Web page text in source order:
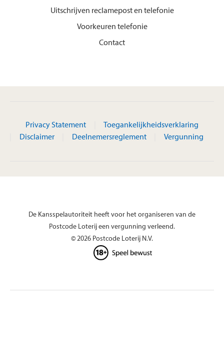
Uitschrijven reclamepost en telefonie
Voorkeuren telefonie
Contact
Privacy Statement
Toegankelijkheidsverklaring
Disclaimer
Deelnemersreglement Vergunning
De Kansspelautoriteit heeft voor het organiseren van de
Postcode Loterij een vergunning verleend.
© 2026 Postcode Loterij N.V.